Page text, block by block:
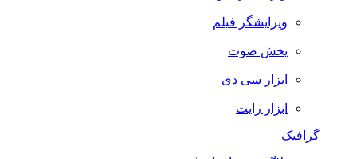
ویرایشگر فیلم
پخش صوت
ابزار سی دی
ابزار رایت
گرافیک